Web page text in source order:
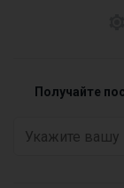
Получайте